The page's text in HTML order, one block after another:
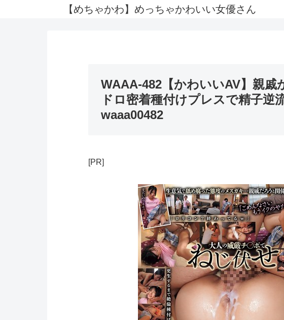
【めちゃかわ】めっちゃかわいい女優さん
WAAA-482【かわいいAV】親
ドロ密着種付けプレスで精子
waaa00482
[PR]